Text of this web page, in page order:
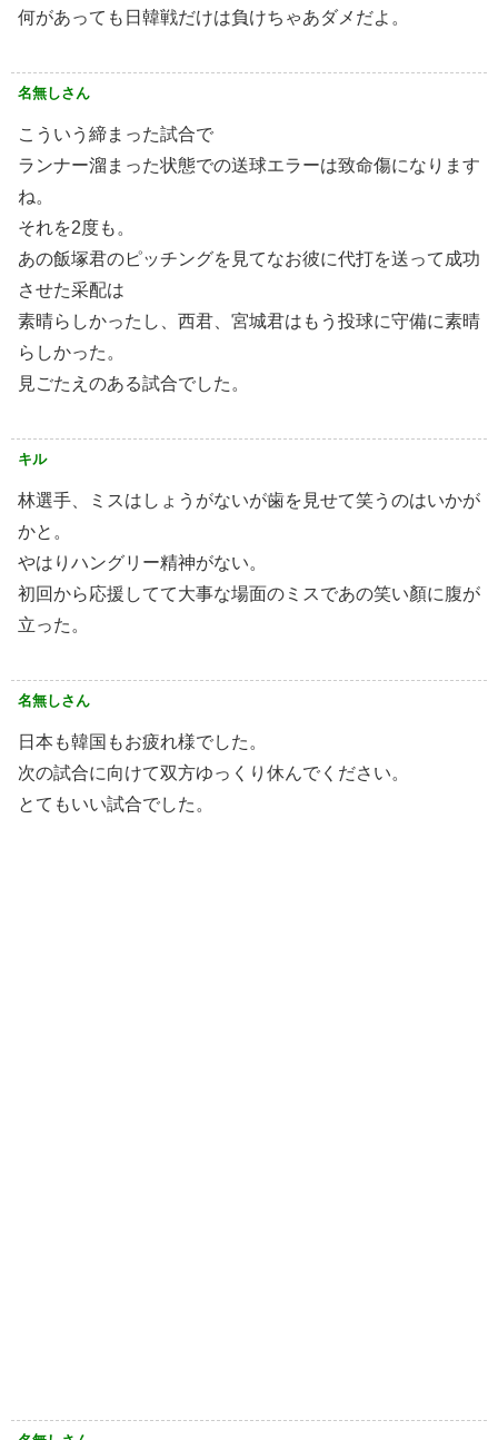
何があっても日韓戦だけは負けちゃあダメだよ。
名無しさん
こういう締まった試合で
ランナー溜まった状態での送球エラーは致命傷になります
ね。
それを2度も。
あの飯塚君のピッチングを見てなお彼に代打を送って成功
させた采配は
素晴らしかったし、西君、宮城君はもう投球に守備に素晴
らしかった。
見ごたえのある試合でした。
キル
林選手、ミスはしょうがないが歯を見せて笑うのはいかが
かと。
やはりハングリー精神がない。
初回から応援してて大事な場面のミスであの笑い顏に腹が
立った。
名無しさん
日本も韓国もお疲れ様でした。
次の試合に向けて双方ゆっくり休んでください。
とてもいい試合でした。